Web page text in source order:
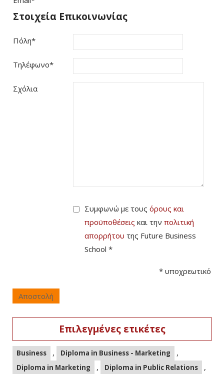
Στοιχεία Επικοινωνίας
Πόλη*
Τηλέφωνο*
Σχόλια
Συμφωνώ με τους όρους και
προϋποθέσεις και την πολιτική
απορρήτου της Future Business
School *
* υποχρεωτικό
Αποστολή
Επιλεγμένες ετικέτες
Business , Diploma in Business - Marketing ,
Diploma in Marketing , Diploma in Public Relations ,